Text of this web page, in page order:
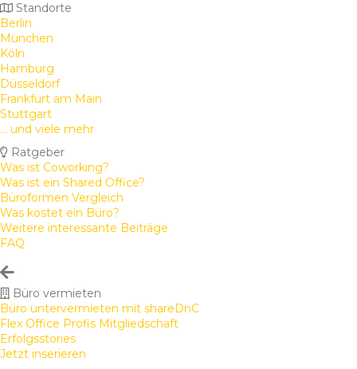
Standorte
Berlin
München
Köln
Hamburg
Düsseldorf
Frankfurt am Main
Stuttgart
... und viele mehr
Ratgeber
Was ist Coworking?
Was ist ein Shared Office?
Büroformen Vergleich
Was kostet ein Büro?
Weitere interessante Beiträge
FAQ
Büro vermieten
Büro untervermieten mit shareDnC
Flex Office Profis Mitgliedschaft
Erfolgsstories
Jetzt inserieren